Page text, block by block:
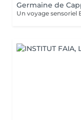
Germaine de